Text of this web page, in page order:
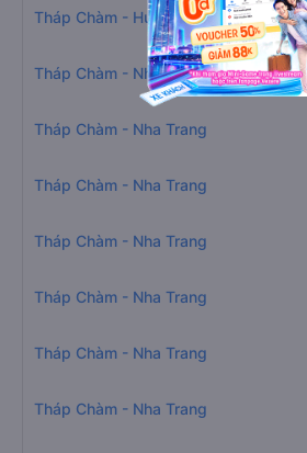
Tháp Chàm - Huế
Tháp Chàm - Nha Trang
Tháp Chàm - Nha Trang
Tháp Chàm - Nha Trang
Tháp Chàm - Nha Trang
Tháp Chàm - Nha Trang
Tháp Chàm - Nha Trang
Tháp Chàm - Nha Trang